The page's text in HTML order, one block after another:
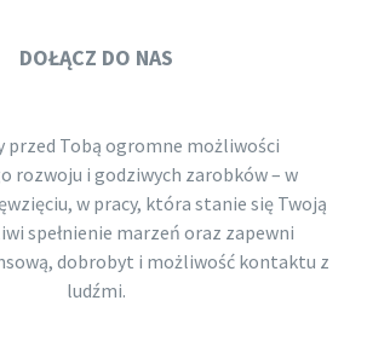
DOŁĄCZ DO NAS
przed Tobą ogromne możliwości
rozwoju i godziwych zarobków – w
w pracy, która stanie się Twoją
spełnienie marzeń oraz zapewni
dobrobyt i możliwość kontaktu z
ludźmi.